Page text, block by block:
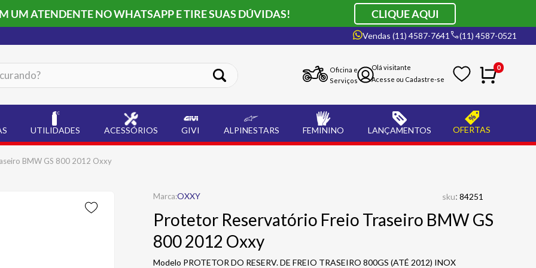
UM ATENDENTE NO WHATSAPP E TIRE SUAS DÚVIDAS! CLIQUE AQUI
Vendas (11) 4587-7641 (11) 4587-0521
Oficina e
Serviços
0
UTILIDADES ACESSÓRIOS GIVI ALPINESTARS FEMININO LANÇAMENTOS OFERTAS
BMW GS 800 2012 Oxxy
OXXY sku: 84251
Protetor Reservatório Freio Traseiro BMW GS
800 2012 Oxxy
Modelo PROTETOR DO RESERV. DE FREIO TRASEIRO 800GS (ATÉ 2012) INOX